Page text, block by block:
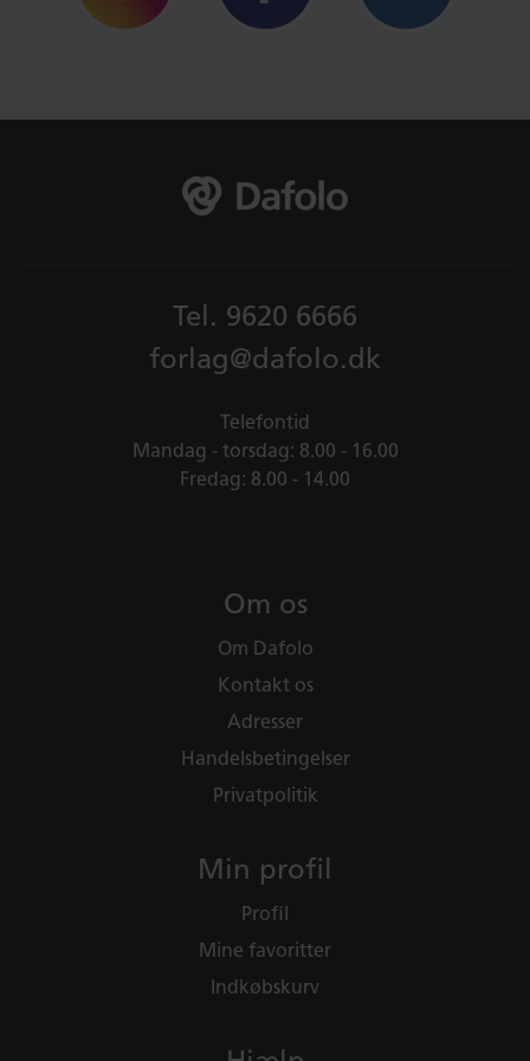
Om os
Om Dafolo
Kontakt os
Adresser
Handelsbetingelser
Privatpolitik
Min profil
Profil
Mine favoritter
Indkøbskurv
Tel. 9620 6666
forlag@dafolo.dk
Telefontid
Mandag - torsdag: 8.00 - 16.00
Fredag: 8.00 - 14.00